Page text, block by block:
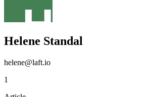
Helene Standal
helene@laft.io
1